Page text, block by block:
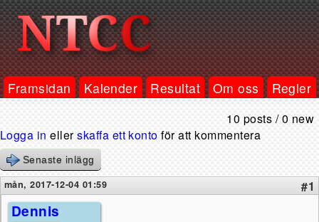
Framsidan Kalender Resultat Om oss Regler
10 posts / 0 new
Logga in ellerskaffa ett konto för att kommentera
Senaste inlägg
mån, 2017-12-04 01:59 #1
Dennis